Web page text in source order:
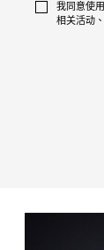
我同意使
相关活动